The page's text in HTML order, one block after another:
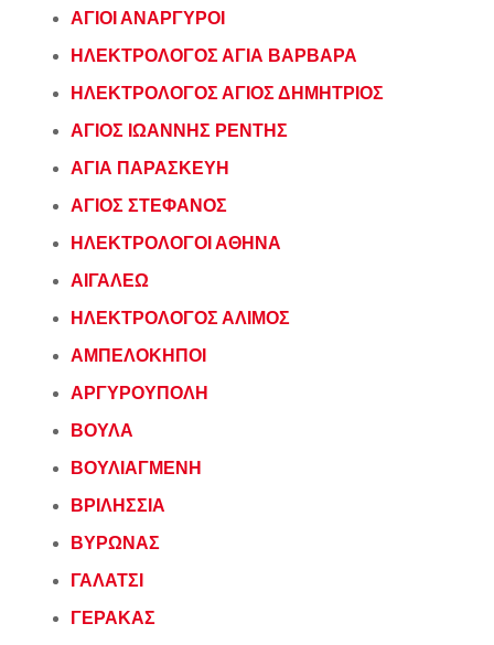
ΑΓΙΟΙ ΑΝΑΡΓΥΡΟΙ
ΗΛΕΚΤΡΟΛΟΓΟΣ ΑΓΙΑ ΒΑΡΒΑΡΑ
ΗΛΕΚΤΡΟΛΟΓΟΣ ΑΓΙΟΣ ΔΗΜΗΤΡΙΟΣ
ΑΓΙΟΣ ΙΩΑΝΝΗΣ ΡΕΝΤΗΣ
ΑΓΙΑ ΠΑΡΑΣΚΕΥΗ
ΑΓΙΟΣ ΣΤΕΦΑΝΟΣ
ΗΛΕΚΤΡΟΛΟΓΟΙ ΑΘΗΝΑ
ΑΙΓΑΛΕΩ
ΗΛΕΚΤΡΟΛΟΓΟΣ ΑΛΙΜΟΣ
ΑΜΠΕΛΟΚΗΠΟΙ
ΑΡΓΥΡΟΥΠΟΛΗ
ΒΟΥΛΑ
ΒΟΥΛΙΑΓΜΕΝΗ
ΒΡΙΛΗΣΣΙΑ
ΒΥΡΩΝΑΣ
ΓΑΛΑΤΣΙ
ΓΕΡΑΚΑΣ